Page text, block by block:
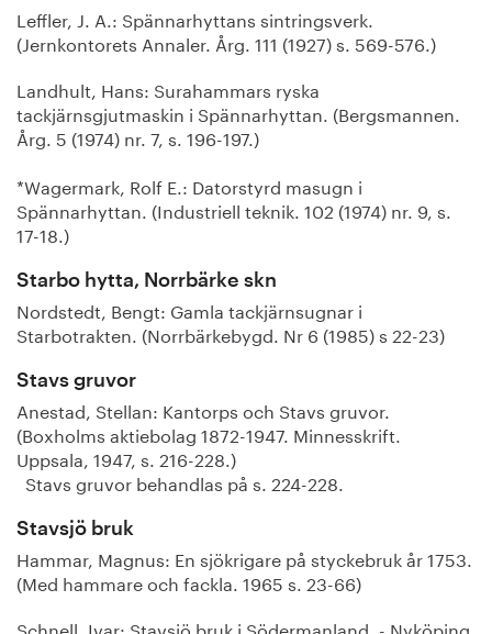
Leffler, J. A.: Spännarhyttans sintringsverk.
(Jernkontorets Annaler. Årg. 111 (1927) s. 569-576.)
Landhult, Hans: Surahammars ryska
tackjärnsgjutmaskin i Spännarhyttan. (Bergsmannen.
Årg. 5 (1974) nr. 7, s. 196-197.)
*Wagermark, Rolf E.: Datorstyrd masugn i
Spännarhyttan. (Industriell teknik. 102 (1974) nr. 9, s.
17-18.)
Starbo hytta, Norrbärke skn
Nordstedt, Bengt: Gamla tackjärnsugnar i
Starbotrakten. (Norrbärkebygd. Nr 6 (1985) s 22-23)
Stavs gruvor
Anestad, Stellan: Kantorps och Stavs gruvor.
(Boxholms aktiebolag 1872-1947. Minnesskrift.
Uppsala, 1947, s. 216-228.)
Stavs gruvor behandlas på s. 224-228.
Stavsjö bruk
Hammar, Magnus: En sjökrigare på styckebruk år 1753.
(Med hammare och fackla. 1965 s. 23-66)
Schnell, Ivar: Stavsjö bruk i Södermanland. - Nyköping,